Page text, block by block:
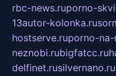
rbc-news.ruporno-
13autor-kolonka.ru
hostserve.ruporno-na-
neznobi.rubigfatcc.ru
delfinet.rusilvernano.ru